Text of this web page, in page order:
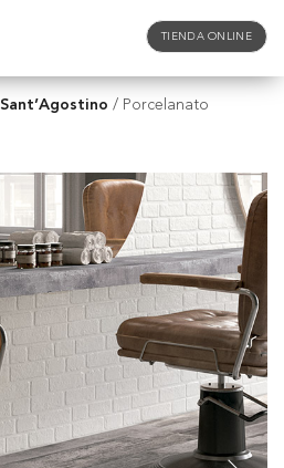
TIENDA ONLINE
Sant’Agostino / Porcelanato